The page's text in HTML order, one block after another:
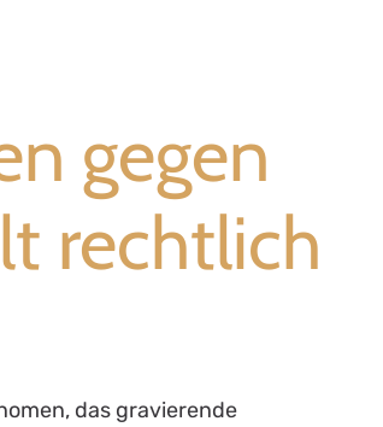
gegen
rechtlich
das gravierende